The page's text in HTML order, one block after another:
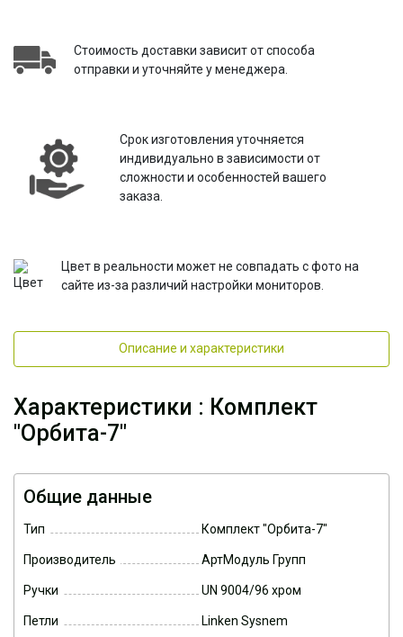
Стоимость доставки зависит от способа
отправки и уточняйте у менеджера.
Срок изготовления уточняется
индивидуально в зависимости от
сложности и особенностей вашего
заказа.
Цвет в реальности может не совпадать с фото на
сайте из-за различий настройки мониторов.
Описание и характеристики
Характеристики : Комплект
"Орбита-7"
Общие данные
Тип Комплект "Орбита-7"
Производитель АртМодуль Групп
Ручки UN 9004/96 хром
Петли Linken Sysnem